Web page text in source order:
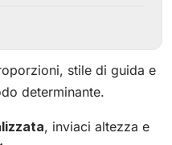
stile di guida e
determinante.
, inviaci altezza e